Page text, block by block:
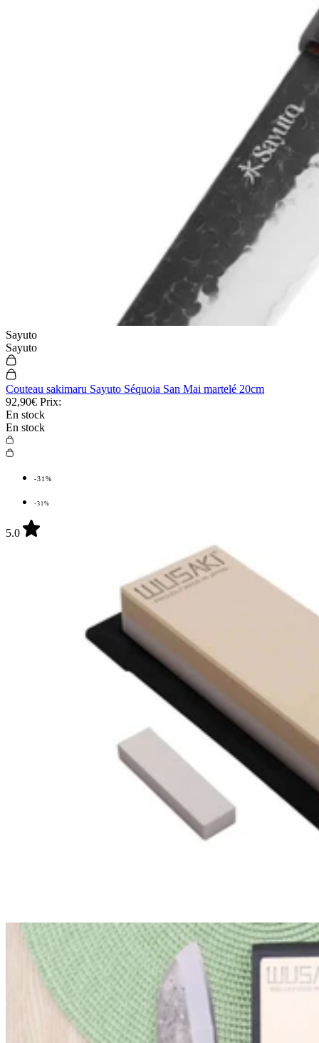
Sayuto
Sayuto
Couteau sakimaru Sayuto Séquoia San Mai martelé 20cm
92,90€ Prix:
En stock
En stock
-31%
-31%
5.0